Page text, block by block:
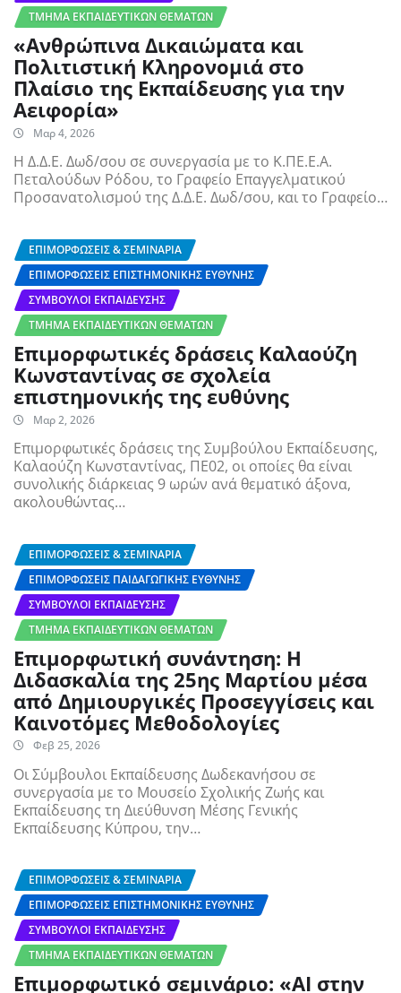
ΤΜΉΜΑ ΕΚΠΑΙΔΕΥΤΙΚΏΝ ΘΕΜΆΤΩΝ
«Ανθρώπινα Δικαιώματα και
Πολιτιστική Κληρονομιά στο
Πλαίσιο της Εκπαίδευσης για την
Αειφορία»
Μαρ 4, 2026
Η Δ.Δ.Ε. Δωδ/σου σε συνεργασία με το Κ.ΠΕ.Ε.Α.
Πεταλούδων Ρόδου, το Γραφείο Επαγγελματικού
Προσανατολισμού της Δ.Δ.Ε. Δωδ/σου, και το Γραφείο…
ΕΠΙΜΟΡΦΏΣΕΙΣ & ΣΕΜΙΝΆΡΙΑ
ΕΠΙΜΟΡΦΏΣΕΙΣ ΕΠΙΣΤΗΜΟΝΙΚΉΣ ΕΥΘΎΝΗΣ
ΣΎΜΒΟΥΛΟΙ ΕΚΠΑΊΔΕΥΣΗΣ
ΤΜΉΜΑ ΕΚΠΑΙΔΕΥΤΙΚΏΝ ΘΕΜΆΤΩΝ
Επιμορφωτικές δράσεις Καλαούζη
Κωνσταντίνας σε σχολεία
επιστημονικής της ευθύνης
Μαρ 2, 2026
Επιμορφωτικές δράσεις της Συμβούλου Εκπαίδευσης,
Καλαούζη Κωνσταντίνας, ΠΕ02, οι οποίες θα είναι
συνολικής διάρκειας 9 ωρών ανά θεματικό άξονα,
ακολουθώντας…
ΕΠΙΜΟΡΦΏΣΕΙΣ & ΣΕΜΙΝΆΡΙΑ
ΕΠΙΜΟΡΦΏΣΕΙΣ ΠΑΙΔΑΓΩΓΙΚΉΣ ΕΥΘΎΝΗΣ
ΣΎΜΒΟΥΛΟΙ ΕΚΠΑΊΔΕΥΣΗΣ
ΤΜΉΜΑ ΕΚΠΑΙΔΕΥΤΙΚΏΝ ΘΕΜΆΤΩΝ
Επιμορφωτική συνάντηση: Η
Διδασκαλία της 25ης Μαρτίου μέσα
από Δημιουργικές Προσεγγίσεις και
Καινοτόμες Μεθοδολογίες
Φεβ 25, 2026
Οι Σύμβουλοι Εκπαίδευσης Δωδεκανήσου σε
συνεργασία με το Μουσείο Σχολικής Ζωής και
Εκπαίδευσης τη Διεύθυνση Μέσης Γενικής
Εκπαίδευσης Κύπρου, την…
ΕΠΙΜΟΡΦΏΣΕΙΣ & ΣΕΜΙΝΆΡΙΑ
ΕΠΙΜΟΡΦΏΣΕΙΣ ΕΠΙΣΤΗΜΟΝΙΚΉΣ ΕΥΘΎΝΗΣ
ΣΎΜΒΟΥΛΟΙ ΕΚΠΑΊΔΕΥΣΗΣ
ΤΜΉΜΑ ΕΚΠΑΙΔΕΥΤΙΚΏΝ ΘΕΜΆΤΩΝ
Επιμορφωτικό σεμινάριο: «AI στην